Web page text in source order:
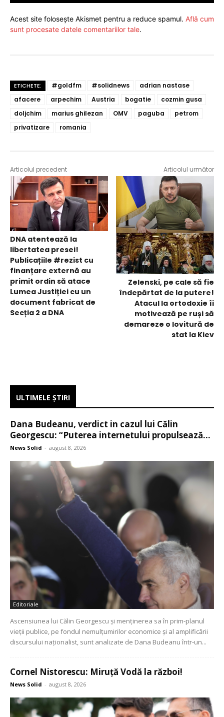
Acest site folosește Akismet pentru a reduce spamul. Află cum
sunt procesate datele comentariilor tale.
ETICHETE: #goldfm #solidnews
adrian nastase
afacere
arpechim Austria bogatie
cozmin gusa
doljchim
marius ghilezan OMV paguba
petrom
privatizare
romania
Articolul precedent
DNA atentează la
libertatea presei!
Publicațiile #rezist cu
finanțare externă au
primit ordin să atace
Lumea Justiției cu un
document fabricat de
Secția 2 a DNA
Articolul următor
Zelenski, pe cale să fie
îndepărtat de la putere!
Atacul la ortodoxie îi
motivează pe ruși să
demareze o lovitură de
stat la Kiev
ULTIMELE ŞTIRI
Dana Budeanu, verdict in cazul lui Călin
Georgescu: “Puterea internetului propulsează...
News Solid - august 8, 2026
Editoriale
Ascensiunea lui Călin Georgescu și menținerea sa în prim-planul
vieții publice, pe fondul nemulțumirilor economice și al amplificării
discursului naționalist, sunt analizate de Dana Budeanu într-un...
Cornel Nistorescu: Miruță Vodă la război!
News Solid - august 8, 2026